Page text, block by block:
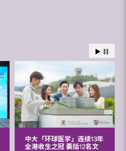
中大「环球医学」连续13年
全港收生之冠 囊括12名文